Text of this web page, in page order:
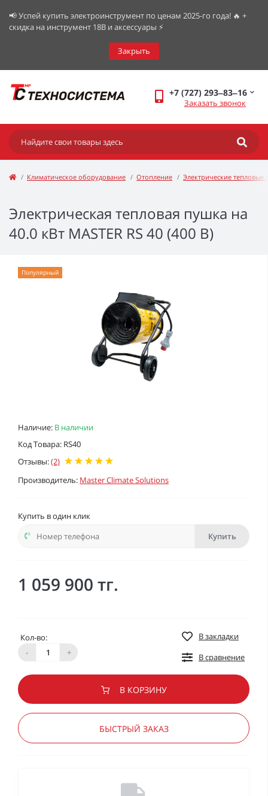
📢 Успей купить электроинструмент по ценам 2025-го года! 🔥 +
скидка на инструмент 18В и аксессуары ⚡️
Закрыть
+7 (727) 293‒83‒16
Заказать звонок
Климатическое оборудование Отопление Электрические тепловые
Электрическая тепловая пушка на
40.0 кВт MASTER RS 40 (400 В)
Наличие: В наличии
Код Товара: RS40
Отзывы:(2)
Производитель: Master Climate Solutions
Популярный
Купить в один клик
Купить
1 059 900 тг.
Кол-во:
-
+
В закладки
В сравнение
В КОРЗИНУ
БЫСТРЫЙ ЗАКАЗ